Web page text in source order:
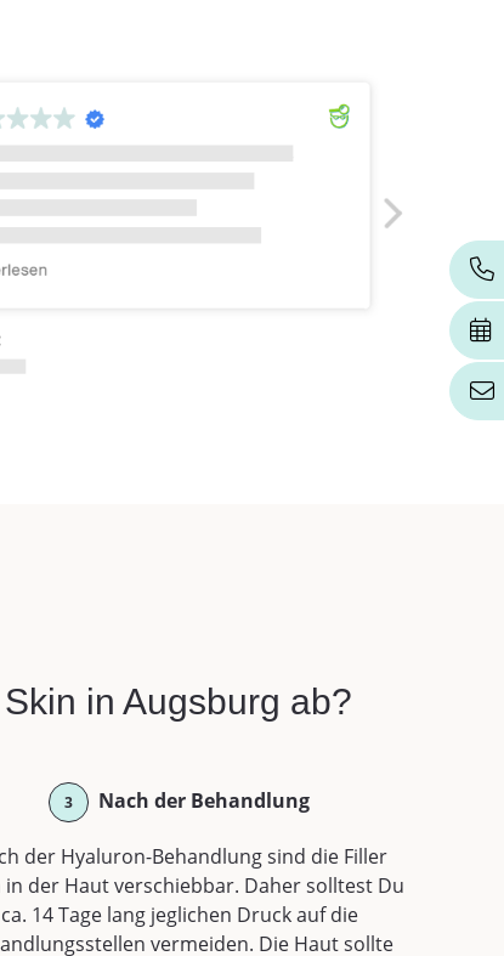
in Augsburg ab?
3 Nach der Behandlung
der Hyaluron-Behandlung sind die Filler
in der Haut verschiebbar. Daher solltest Du
ca. 14 Tage lang jeglichen Druck auf die
vermeiden. Die Haut sollte